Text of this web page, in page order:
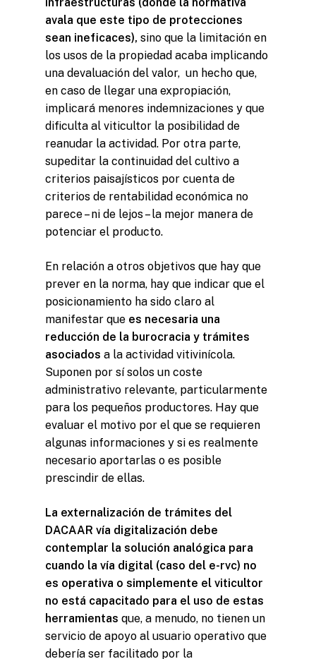
avala que este tipo de protecciones
sean ineficaces), sino que la limitación en
los usos de la propiedad acaba implicando
una devaluación del valor, un hecho que,
en caso de llegar una expropiación,
implicará menores indemnizaciones y que
dificulta al viticultor la posibilidad de
reanudar la actividad. Por otra parte,
supeditar la continuidad del cultivo a
criterios paisajísticos por cuenta de
criterios de rentabilidad económica no
parece – ni de lejos – la mejor manera de
potenciar el producto.
En relación a otros objetivos que hay que
prever en la norma, hay que indicar que el
posicionamiento ha sido claro al
manifestar que es necesaria una
reducción de la burocracia y trámites
asociados a la actividad vitivinícola.
Suponen por sí solos un coste
administrativo relevante, particularmente
para los pequeños productores. Hay que
evaluar el motivo por el que se requieren
algunas informaciones y si es realmente
necesario aportarlas o es posible
prescindir de ellas.
La externalización de trámites del
DACAAR vía digitalización debe
contemplar la solución analógica para
cuando la vía digital (caso del e-rvc) no
es operativa o simplemente el viticultor
no está capacitado para el uso de estas
herramientas que, a menudo, no tienen un
servicio de apoyo al usuario operativo que
debería ser facilitado por la